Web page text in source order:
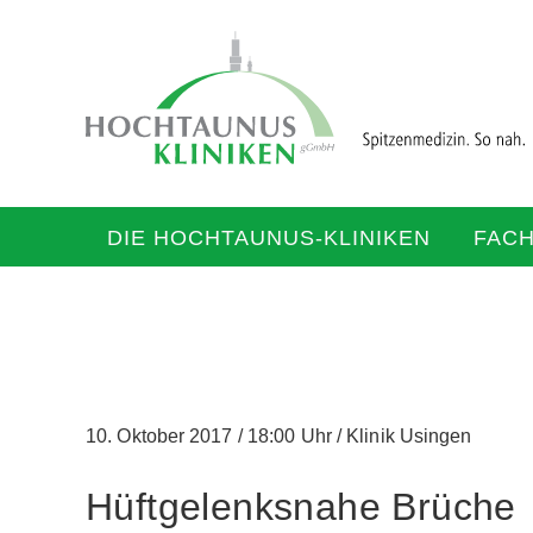
DIE HOCHTAUNUS-KLINIKEN
10. Oktober 2017 /18:00 Uhr /Klinik Usingen
Hüftgelenksnahe Brüche